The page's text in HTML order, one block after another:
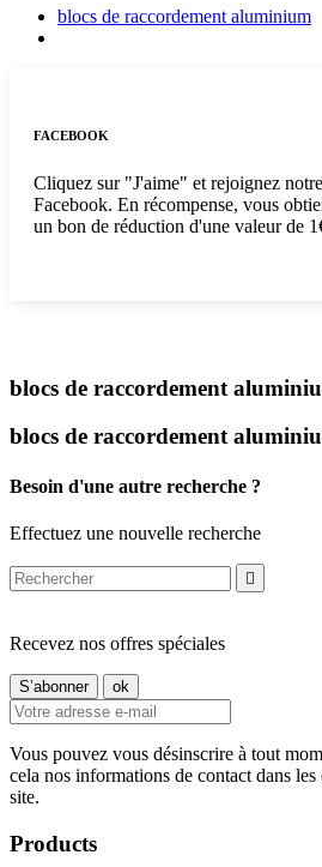
blocs de raccordement aluminium
FACEBOOK
Cliquez sur "J'aime" et rejoignez
Facebook. En récompense, vous
un bon de réduction d'une valeur de
blocs de raccordement
blocs de raccordement
Besoin d'une autre recherche ?
Effectuez une nouvelle recherche

Recevez nos offres spéciales
Vous pouvez vous désinscrire à tout
cela nos informations de contact dans
site.
Products